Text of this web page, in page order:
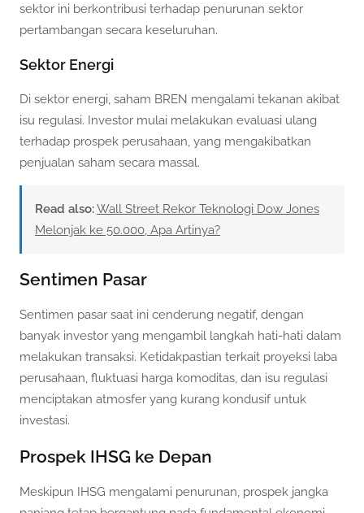
sektor ini berkontribusi terhadap penurunan sektor
pertambangan secara keseluruhan.
Sektor Energi
Di sektor energi, saham BREN mengalami tekanan akibat
isu regulasi. Investor mulai melakukan evaluasi ulang
terhadap prospek perusahaan, yang mengakibatkan
penjualan saham secara massal.
Read also:Wall Street Rekor Teknologi Dow Jones
Melonjak ke 50.000, Apa Artinya?
Sentimen Pasar
Sentimen pasar saat ini cenderung negatif, dengan
banyak investor yang mengambil langkah hati-hati dalam
melakukan transaksi. Ketidakpastian terkait proyeksi laba
perusahaan, fluktuasi harga komoditas, dan isu regulasi
menciptakan atmosfer yang kurang kondusif untuk
investasi.
Prospek IHSG ke Depan
Meskipun IHSG mengalami penurunan, prospek jangka